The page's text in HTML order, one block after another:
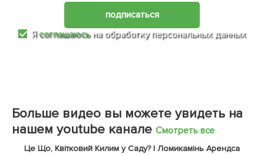
подписаться
Ясоглашаюсьна обработку персональных данных
Больше видео вы можете увидеть на
нашем youtube канале Смотреть все
Це Що, Квітковий Килим у Саду? | Ломикамінь Арендса